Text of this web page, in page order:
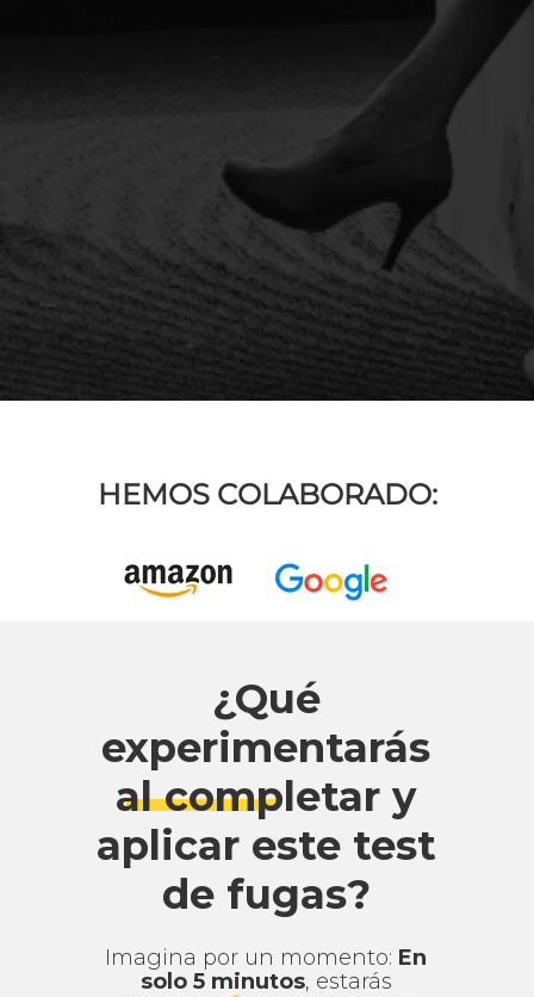
HEMOS COLABORADO:
¿Qué
experimentarás
al completar y
aplicar este test
de fugas?
Imagina por un momento: En
solo 5 minutos, estarás